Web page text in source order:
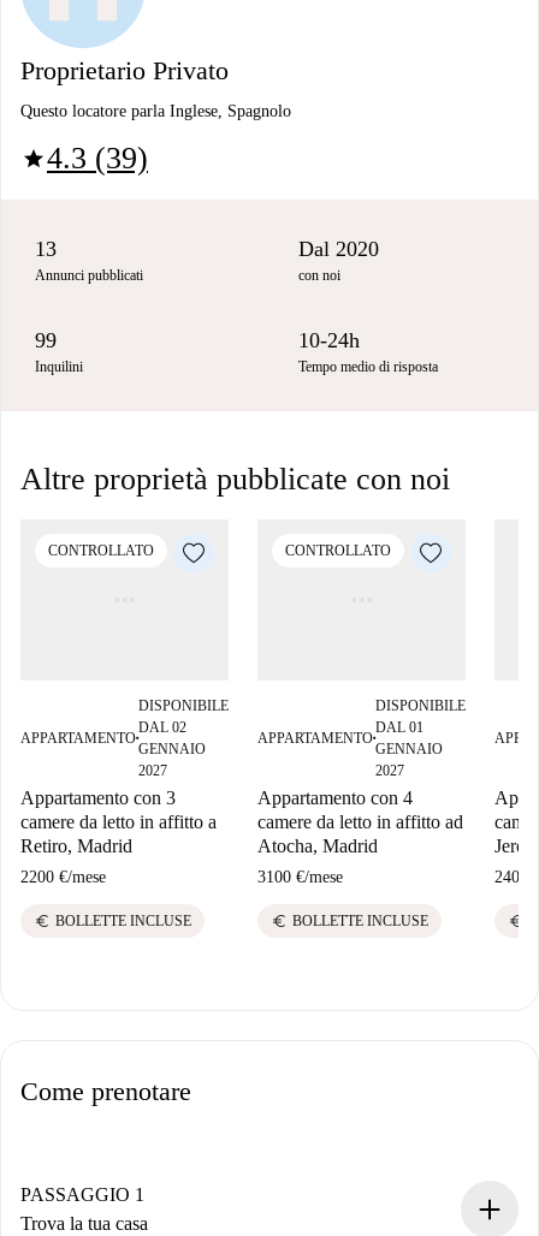
Proprietario Privato
Questo locatore parla Inglese, Spagnolo
star4.3 (39)
13
Annunci pubblicati
Dal 2020
con noi
99
Inquilini
10-24h
Tempo medio di risposta
Altre proprietà pubblicate con noi
CONTROLLATO
APPARTAMENTO■
DISPONIBILE
DAL 02
GENNAIO
2027
Appartamento con 3
camere da letto in affitto a
Retiro, Madrid
2200 €/mese
euro BOLLETTE INCLUSE
CONTROLLATO
APPARTAMENTO■
DISPONIBILE
DAL 01
GENNAIO
2027
Appartamento con 4
camere da letto in affitto ad
Atocha, Madrid
3100 €/mese
euro BOLLETTE INCLUSE
2400
euro
Come prenotare
PASSAGGIO 1
Trova la tua casa